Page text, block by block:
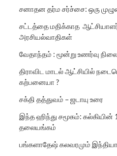
சனாதன தர்ம சர்ச்சை: ஒரு
சட்டத்தை மதிக்காத
அரசியல்வாதிகள்
வேதாந்தம் : மூன்று உணர்வு
திராவிட மாடல் ஆட்சியில்
கற்பனையா ?
சக்தி தத்துவம் – ஜடாயு உரை
இந்த ஹிந்து சமூகம்: கல்கியின்
தலையங்கம்
பங்களாதேஷ் கலவரமும்